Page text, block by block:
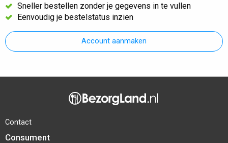
Sneller bestellen zonder je gegevens in te vullen
Eenvoudig je bestelstatus inzien
Account aanmaken
Contact
Consument